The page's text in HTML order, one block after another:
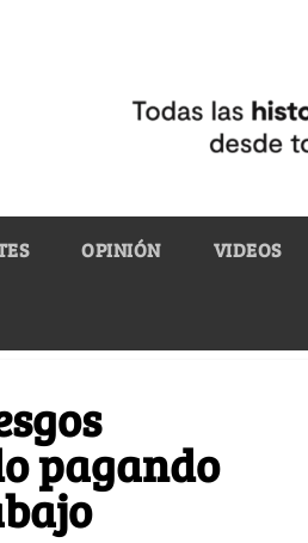
OPINIÓN VIDEOS
pagando